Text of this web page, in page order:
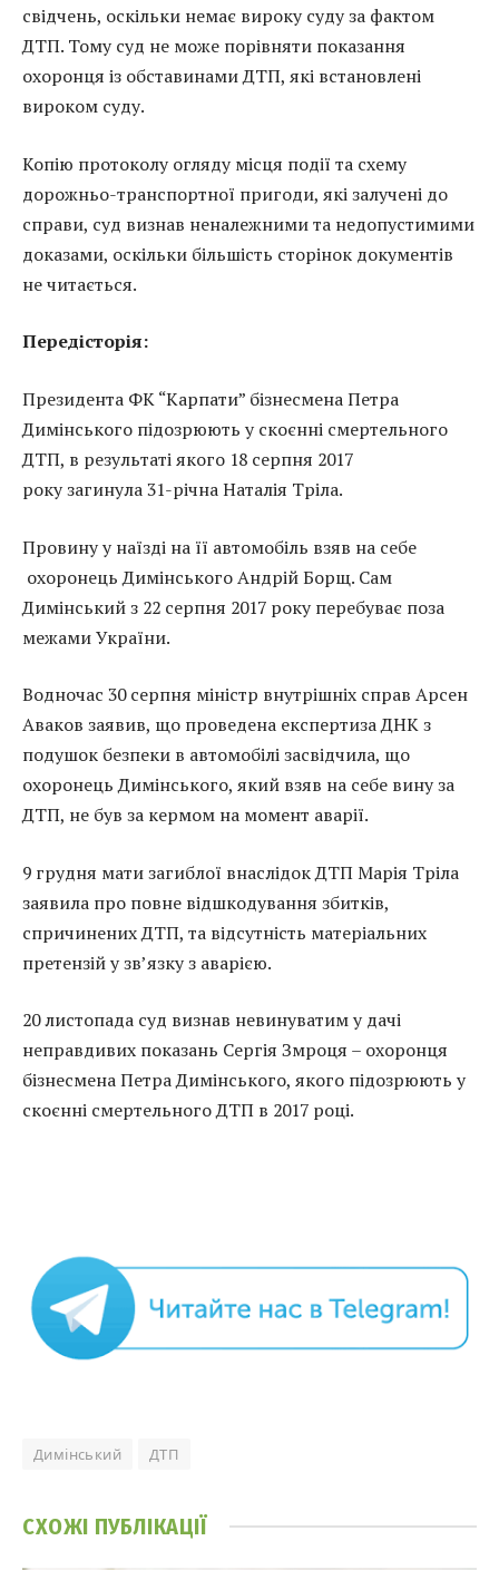
свідчень, оскільки немає вироку суду за фактом
ДТП. Тому суд не може порівняти показання
охоронця із обставинами ДТП, які встановлені
вироком суду.
Копію протоколу огляду місця події та схему
дорожньо-транспортної пригоди, які залучені до
справи, суд визнав неналежними та недопустимими
доказами, оскільки більшість сторінок документів
не читається.
Передісторія:
Президента ФК “Карпати” бізнесмена Петра
Димінського підозрюють у скоєнні смертельного
ДТП, в результаті якого 18 серпня 2017
року загинула 31-річна Наталія Тріла.
Провину у наїзді на її автомобіль взяв на себе
охоронець Димінського Андрій Борщ. Сам
Димінський з 22 серпня 2017 року перебуває поза
межами України.
Водночас 30 серпня міністр внутрішніх справ Арсен
Аваков заявив, що проведена експертиза ДНК з
подушок безпеки в автомобілі засвідчила, що
охоронець Димінського, який взяв на себе вину за
ДТП, не був за кермом на момент аварії.
9 грудня мати загиблої внаслідок ДТП Марія Тріла
заявила про повне відшкодування збитків,
спричинених ДТП, та відсутність матеріальних
претензій у зв’язку з аварією.
20 листопада суд визнав невинуватим у дачі
неправдивих показань Сергія Змроця – охоронця
бізнесмена Петра Димінського, якого підозрюють у
скоєнні смертельного ДТП в 2017 році.
Димінський ДТП
СХОЖІ ПУБЛІКАЦІЇ